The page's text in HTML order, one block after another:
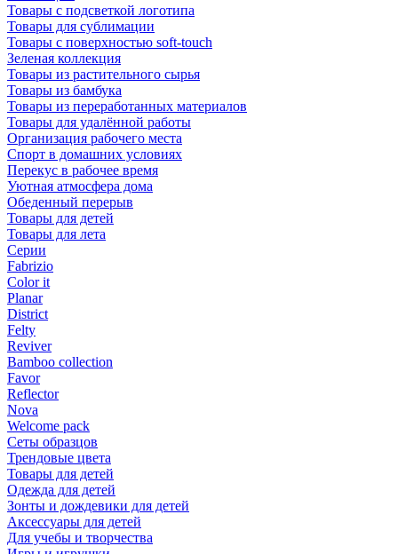
Товары с подсветкой логотипа
Товары для сублимации
Товары с поверхностью soft-touch
Зеленая коллекция
Товары из растительного сырья
Товары из бамбука
Товары из переработанных материалов
Товары для удалённой работы
Организация рабочего места
Спорт в домашних условиях
Перекус в рабочее время
Уютная атмосфера дома
Обеденный перерыв
Товары для детей
Товары для лета
Серии
Fabrizio
Color it
Planar
District
Felty
Reviver
Bamboo collection
Favor
Reflector
Nova
Welcome pack
Сеты образцов
Трендовые цвета
Товары для детей
Одежда для детей
Зонты и дождевики для детей
Аксессуары для детей
Для учебы и творчества